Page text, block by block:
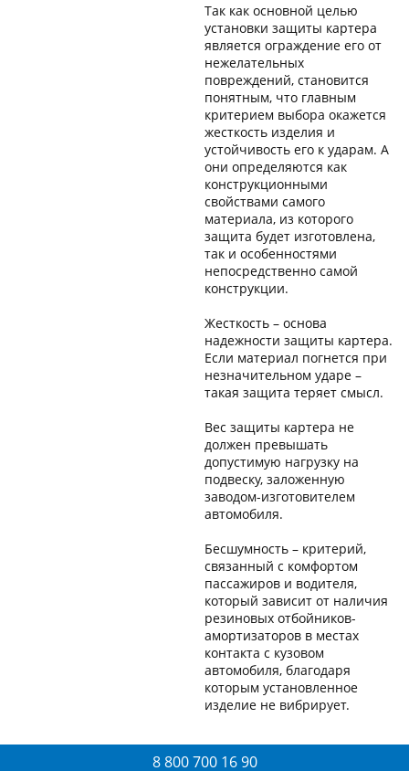
Так как основной целью
установки защиты картера
является ограждение его от
нежелательных
повреждений, становится
понятным, что главным
критерием выбора окажется
жесткость изделия и
устойчивость его к ударам. А
они определяются как
конструкционными
свойствами самого
материала, из которого
защита будет изготовлена,
так и особенностями
непосредственно самой
конструкции.
Жесткость – основа
надежности защиты картера.
Если материал погнется при
незначительном ударе –
такая защита теряет смысл.
Вес защиты картера не
должен превышать
допустимую нагрузку на
подвеску, заложенную
заводом-изготовителем
автомобиля.
Бесшумность – критерий,
связанный с комфортом
пассажиров и водителя,
который зависит от наличия
резиновых отбойников-
амортизаторов в местах
контакта с кузовом
автомобиля, благодаря
которым установленное
изделие не вибрирует.
8 800 700 16 90